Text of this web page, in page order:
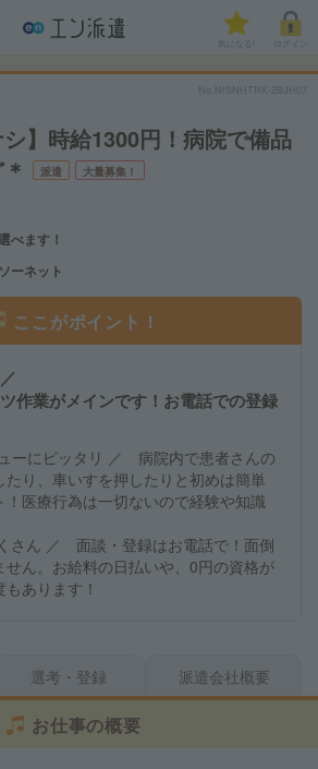
気になる!
No.NISNHTRK-2BJH07
シ】時給1300円！病院で備品
派遣 大量募集！
ます！
ーネット
ここがポイント！
作業がメインです！お電話での登録
ーにピッタリ ／ 病院内で患者さんの
り、車いすを押したりと初めは簡単
！医療行為は一切ないので経験や知識
さん ／ 面談・登録はお電話で！面倒
せん。お給料の日払いや、0円の資格が
あります！
選考・登録 派遣会社概要
お仕事の概要